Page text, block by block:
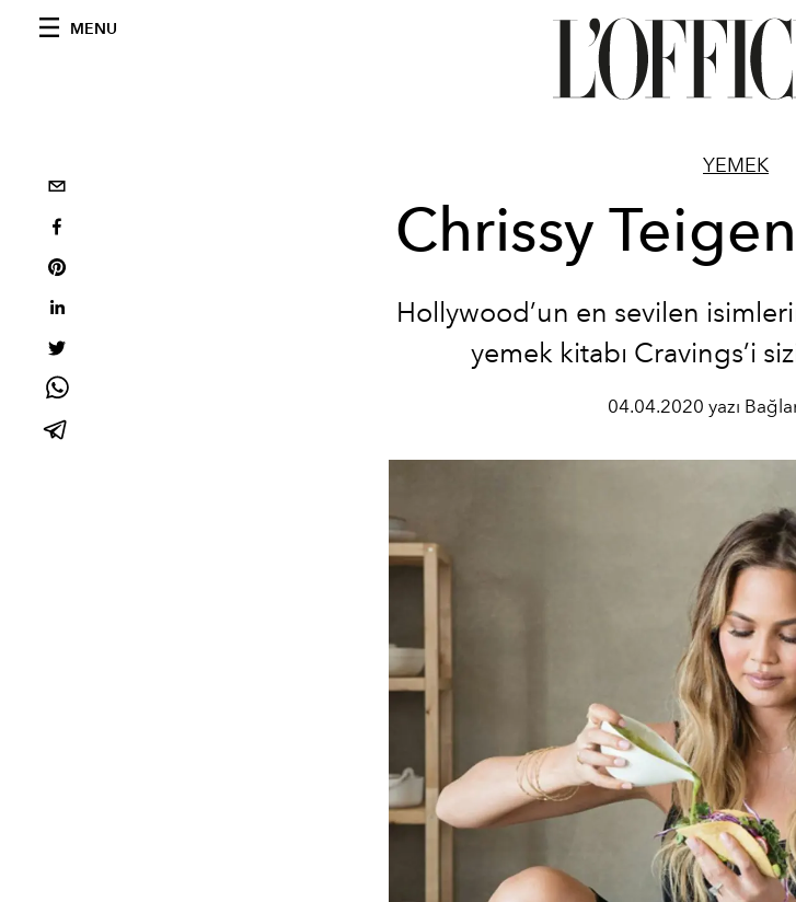
MENU
YEMEK
Chrissy
Hollywood’un en sevilen
yemek kitabı Cravings’i
04.04.2020 yazı